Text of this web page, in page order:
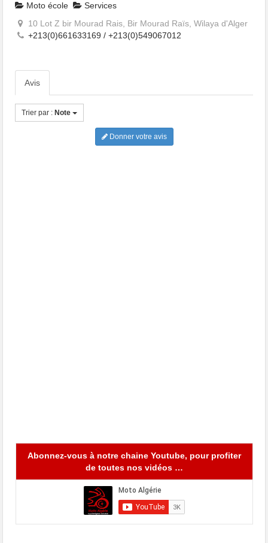
Moto école
Services
10 Lot Z bir Mourad Rais, Bir Mourad Raïs, Wilaya d'Alger
+213(0)661633169 / +213(0)549067012
Avis
Trier par :Note
Donner votre avis
Abonnez-vous à notre chaine Youtube, pour profiter
de toutes nos vidéos …